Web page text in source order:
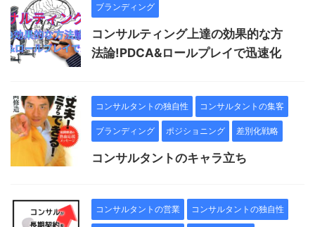
ブランディング
コンサルティング上達の効果的な方
法論!PDCA&ロールプレイで迅速化
コンサルタントの独自性 コンサルタントの集客
ブランディング ポジショニング 差別化戦略
コンサルタントのキャラ立ち
コンサルタントの営業 コンサルタントの独自性